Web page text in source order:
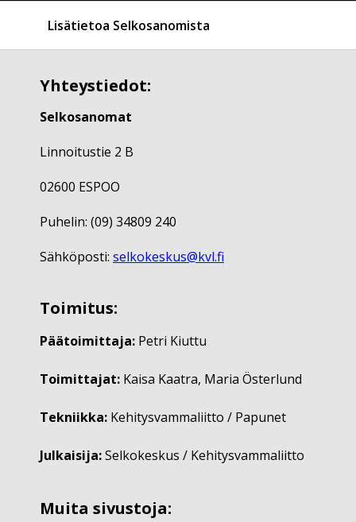
Lisätietoa Selkosanomista
Yhteystiedot:
Selkosanomat
Linnoitustie 2 B
02600 ESPOO
Puhelin: (09) 34809 240
Sähköposti: selkokeskus@kvl.fi
Toimitus:
Päätoimittaja: Petri Kiuttu
Toimittajat: Kaisa Kaatra, Maria Österlund
Tekniikka: Kehitysvammaliitto / Papunet
Julkaisija:Selkokeskus / Kehitysvammaliitto
Muita sivustoja: